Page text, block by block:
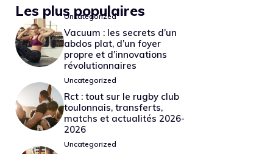
Les plus populaires
Uncategorized
Vacuum : les secrets d’un
abdos plat, d’un foyer
propre et d’innovations
révolutionnaires
Uncategorized
Rct : tout sur le rugby club
toulonnais, transferts,
matchs et actualités 2026-
2026
Uncategorized